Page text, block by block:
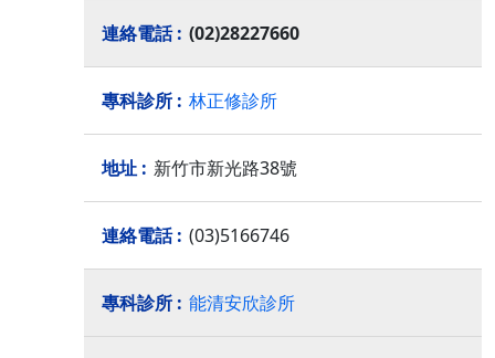
(02)28227660
林正修診所
新竹市新光路38號
(03)5166746
能清安欣診所